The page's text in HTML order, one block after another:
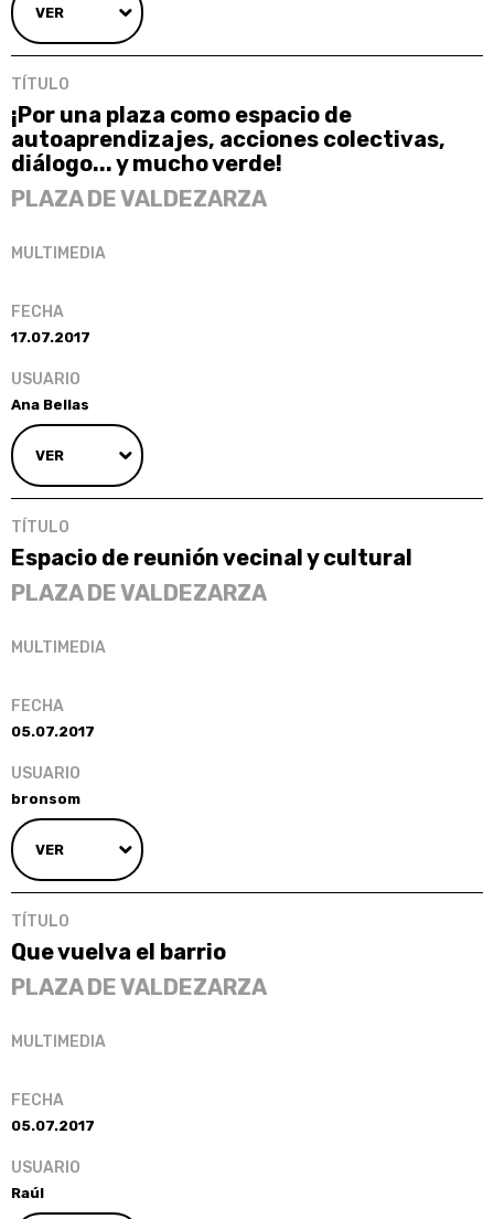
VER
¡Por una plaza como espacio de
autoaprendizajes, acciones colectivas,
diálogo... y mucho verde!
PLAZA DE VALDEZARZA
VER
17.07.2017
Ana Bellas
Espacio de reunión vecinal y cultural
PLAZA DE VALDEZARZA
VER
05.07.2017
bronsom
Que vuelva el barrio
PLAZA DE VALDEZARZA
05.07.2017
Raúl